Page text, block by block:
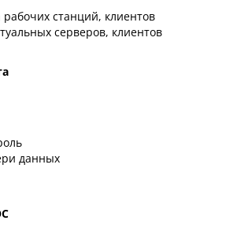
станций, клиентов
серверов, клиентов
данных